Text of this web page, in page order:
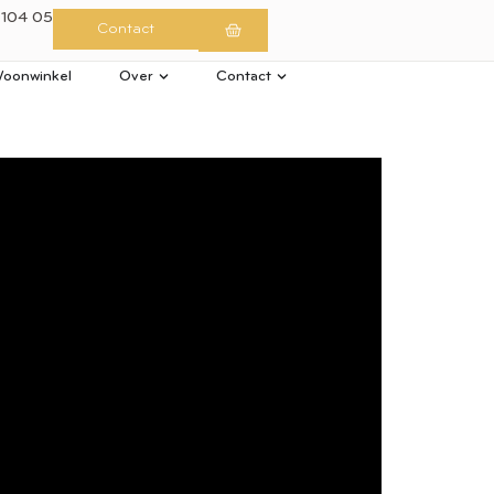
05
Contact
Over Contact